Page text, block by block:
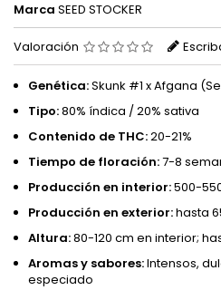
Marca SEED STOCKER
Valoración
Genética:Skunk #1 x Afgana
Tipo:80% índica / 20% sativa
Contenido de THC:20-21%
Tiempo de floración:7-8
Producción en interior:500-
Producción en exterior:hasta
Altura:80-120 cm en interior;
Aromas y sabores:Intensos,
especiado